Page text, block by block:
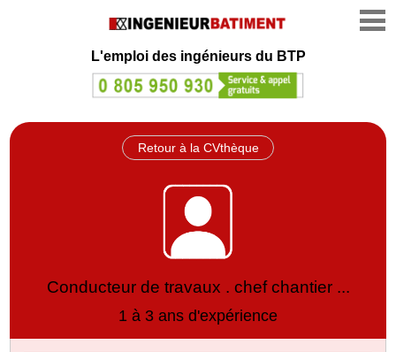
L'emploi des ingénieurs du BTP
Retour à la CVthèque
Conducteur de travaux . chef chantier ...
1 à 3 ans d'expérience